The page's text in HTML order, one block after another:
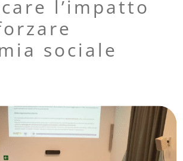
sociale